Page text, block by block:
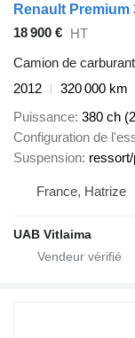
Renault Premium
18 900 € HT
Camion de carburant
2012
320 000 km
Puissance 380 ch
Configuration de
Suspension
France, Hatrize
UAB Vitlaima